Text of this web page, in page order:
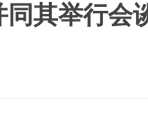
其举行会